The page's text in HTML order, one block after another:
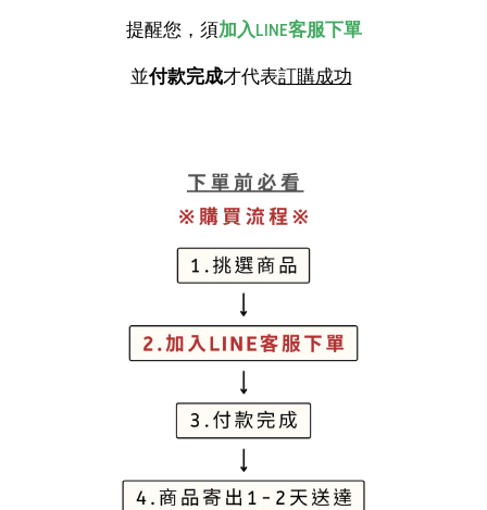
提醒您，須加入LINE客服下單
並付款完成才代表訂購成功